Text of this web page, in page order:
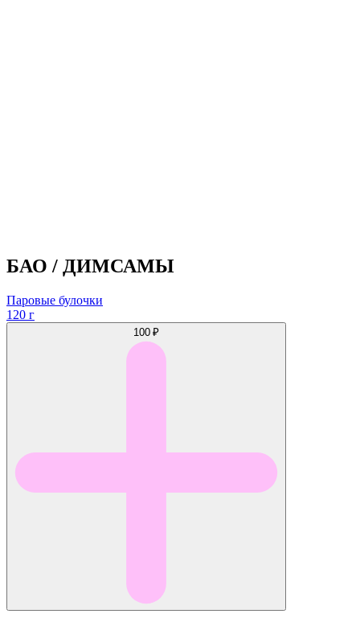
БАО / ДИМСАМЫ
Паровые булочки
120 г
100 ₽